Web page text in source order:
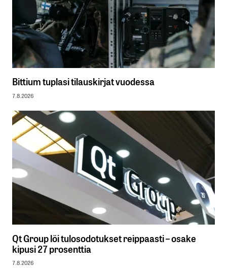
Bittium tuplasi tilauskirjat vuodessa
7.8.2026
Qt Group löi tulosodotukset reippaasti – osake
kipusi 27 prosenttia
7.8.2026